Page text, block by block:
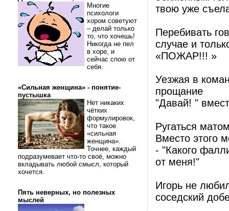
Многие
психологи
хором советуют
– делай только
то, что хочешь!
Никогда не пел
в хоре, и
сейчас спою от
себя.
«Сильная женщина» - понятие-
пустышка
Нет никаких
чётких
формулировок,
что такое
«сильная
женщина».
Точнее, каждый
подразумевает что-то своё, можно
вкладывать любой смысл, который
хочется.
Пять неверных, но полезных
мыслей
твою уже
Перебивать
случае и
«ПОЖАР!!! »
Уезжая в
прощание
"Давай! "
Ругаться
Вместо этого
- "Какого
от меня!"
Игорь не
соседский